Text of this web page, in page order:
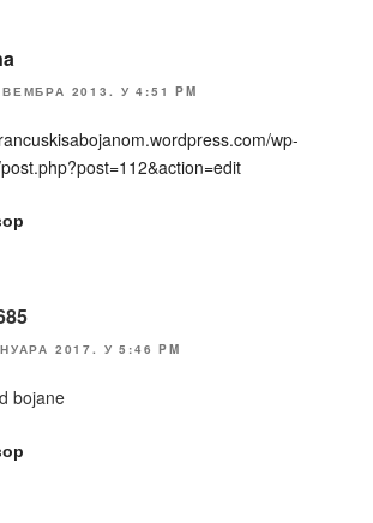
2013. У 4:51 PM
wp-
2017. У 5:46 PM
bojane